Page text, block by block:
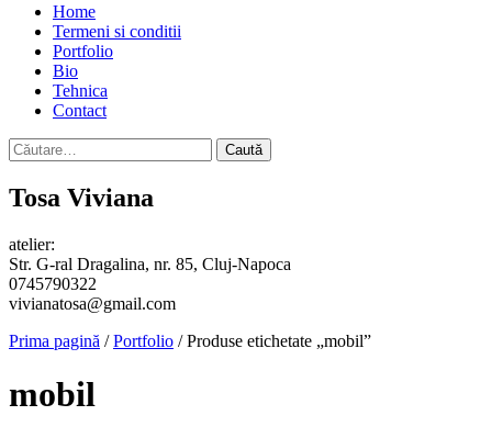
Home
Termeni si conditii
Portfolio
Bio
Tehnica
Contact
Caută
după:
Tosa Viviana
atelier:
Str. G-ral Dragalina, nr. 85, Cluj-Napoca
0745790322
vivianatosa@gmail.com
Prima pagină /Portfolio / Produse etichetate „mobil”
mobil